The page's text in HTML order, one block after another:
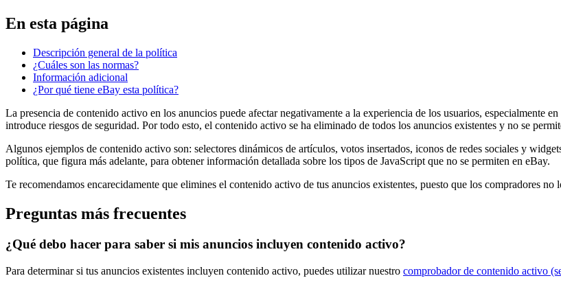
En esta página
Descripción general de la política
¿Cuáles son las normas?
Información adicional
¿Por qué tiene eBay esta política?
La presencia de contenido activo en los anuncios puede afectar negativamente a la experiencia de los usuarios, especialmente
introduce riesgos de seguridad. Por todo esto, el contenido activo se ha eliminado de todos los anuncios existentes y no se
Algunos ejemplos de contenido activo son: selectores dinámicos de artículos, votos insertados, iconos de redes sociales y
política, que figura más adelante, para obtener información detallada sobre los tipos de JavaScript que no se permiten en eBay.
Te recomendamos encarecidamente que elimines el contenido activo de tus anuncios existentes, puesto que los compradores
Preguntas más frecuentes
¿Qué debo hacer para saber si mis anuncios incluyen contenido activo?
Para determinar si tus anuncios existentes incluyen contenido activo, puedes utilizar nuestro comprobador de contenido activo